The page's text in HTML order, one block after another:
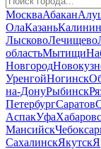
МоскваАбакан
ОлаКазань
ЛысковоЛечищево
областьМытищи
Новгород
УренгойНогинск
на-ДонуРыбинск
ПетербургСаратов
АспакУфа
Мансийск
СахалинскЯкутск